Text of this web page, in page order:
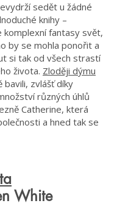
sedět u žádné
knihy –
fantasy svět,
by se mohla ponořit a
si tak od všech strastí
života. Zloději dýmu
bavili, zvlášť díky
různých úhlů
Catherine, která
a hned tak se
White